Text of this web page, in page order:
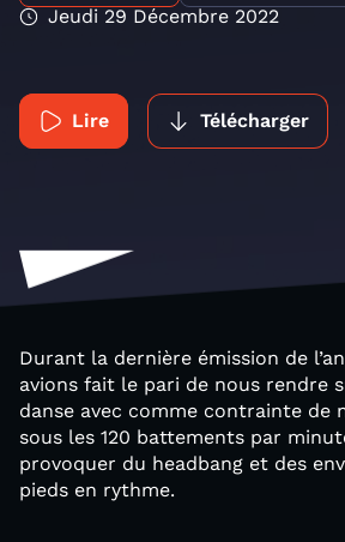
Jeudi 29 Décembre 2022
Lire Télécharger
Durant la dernière émission de
avions fait le pari de nous rendre
danse avec comme contrainte de
sous les 120 battements par
provoquer du headbang et des
pieds en rythme.